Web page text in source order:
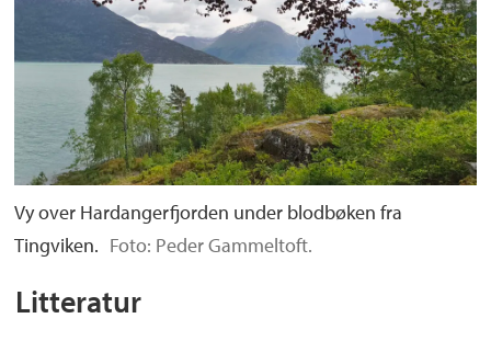
Vy over Hardangerfjorden under blodbøken fra
Tingviken. Foto: Peder Gammeltoft.
Litteratur